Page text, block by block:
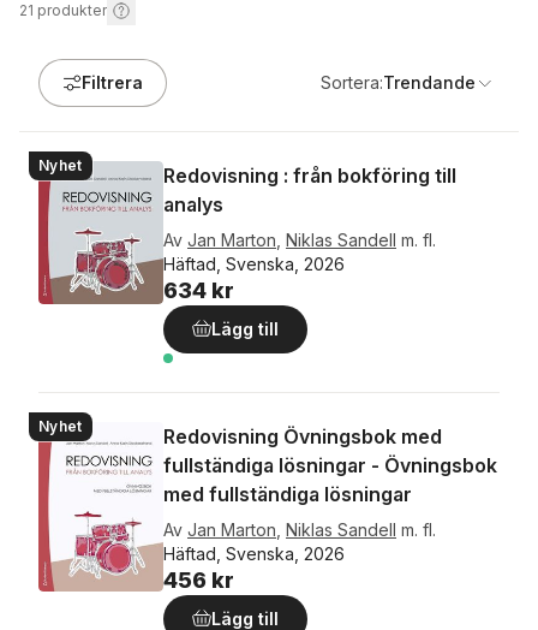
21 produkter
Filtrera Sortera:Trendande
Nyhet
Redovisning : från bokföring till
analys
Av Jan Marton Niklas Sandell m. fl.
Häftad, Svenska, 2026
634 kr
Lägg till
Nyhet
Redovisning Övningsbok med
fullständiga lösningar - Övningsbok
med fullständiga lösningar
Av Jan Marton Niklas Sandell m. fl.
Häftad, Svenska, 2026
456 kr
Lägg till